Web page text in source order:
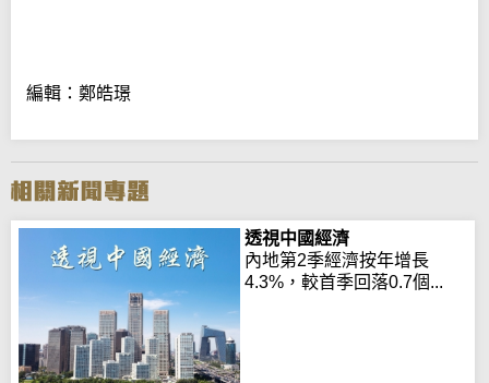
編輯：鄭皓璟
透視中國經濟
內地第2季經濟按年增長
4.3%，較首季回落0.7個...